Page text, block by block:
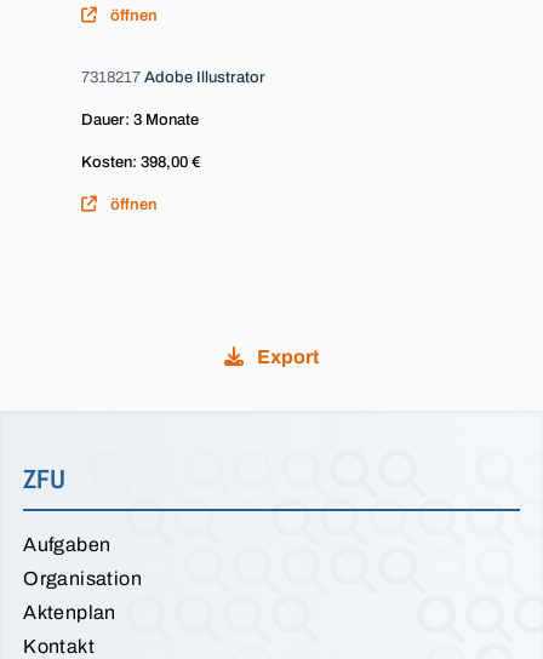
öffnen
7318217 Adobe Illustrator
Dauer: 3 Monate
Kosten: 398,00 €
öffnen
Export
ZFU
Aufgaben
Organisation
Aktenplan
Kontakt